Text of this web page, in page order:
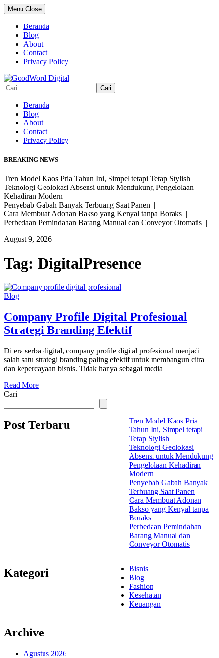
Skip
to
content
Menu Close
Beranda
Blog
About
Contact
Privacy Policy
Cari
untuk:
Beranda
Blog
About
Contact
Privacy Policy
BREAKING NEWS
Tren Model Kaos Pria Tahun Ini, Simpel tetapi Tetap Stylish |
Teknologi Geolokasi Absensi untuk Mendukung Pengelolaan
Kehadiran Modern |
Penyebab Gabah Banyak Terbuang Saat Panen |
Cara Membuat Adonan Bakso yang Kenyal tanpa Boraks |
Perbedaan Pemindahan Barang Manual dan Conveyor Otomatis |
August 9, 2026
Tag: DigitalPresence
Blog
Company Profile Digital Profesional
Strategi Branding Efektif
Di era serba digital, company profile digital profesional menjadi
salah satu strategi branding paling efektif untuk membangun citra
dan kepercayaan bisnis. Tidak hanya sebagai media
Read More
Cari
Post Terbaru
Tren Model Kaos Pria
Tahun Ini, Simpel tetapi
Tetap Stylish
Teknologi Geolokasi
Absensi untuk Mendukung
Pengelolaan Kehadiran
Modern
Penyebab Gabah Banyak
Terbuang Saat Panen
Cara Membuat Adonan
Bakso yang Kenyal tanpa
Boraks
Perbedaan Pemindahan
Barang Manual dan
Conveyor Otomatis
Kategori
Bisnis
Blog
Fashion
Kesehatan
Keuangan
Archive
Agustus 2026